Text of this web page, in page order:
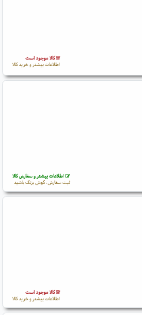
کالا موجود است
اطلاعات بیشتر و خرید کالا
اطلاعات بیشتر و سفارش کالا
ثبت سفارش، گوش بزنگ باشید
کالا موجود است
اطلاعات بیشتر و خرید کالا